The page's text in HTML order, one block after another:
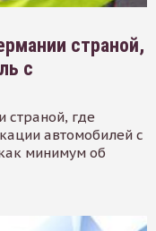
страной,
с
страной, где
автомобилей с
минимум об